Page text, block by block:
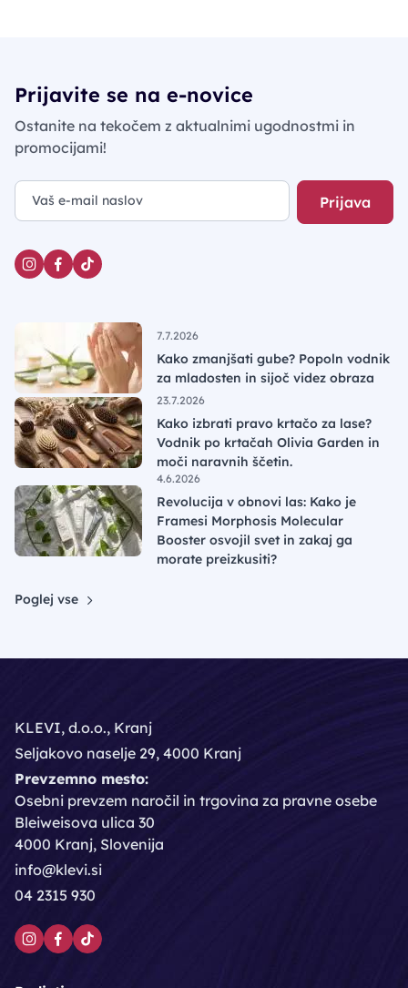
Prijavite se na e-novice
Ostanite na tekočem z aktualnimi ugodnostmi in
promocijami!
Prijava
7.7.2026
Kako zmanjšati gube? Popoln vodnik
za mladosten in sijoč videz obraza
23.7.2026
Kako izbrati pravo krtačo za lase?
Vodnik po krtačah Olivia Garden in
moči naravnih ščetin.
4.6.2026
Revolucija v obnovi las: Kako je
Framesi Morphosis Molecular
Booster osvojil svet in zakaj ga
morate preizkusiti?
Poglej vse
KLEVI, d.o.o., Kranj
Seljakovo naselje 29, 4000 Kranj
Prevzemno mesto:
Osebni prevzem naročil in trgovina za pravne osebe
Bleiweisova ulica 30
4000 Kranj, Slovenija
info@klevi.si
04 2315 930